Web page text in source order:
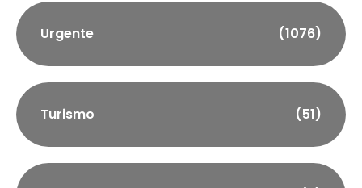
Urgente (1076)
Turismo (51)